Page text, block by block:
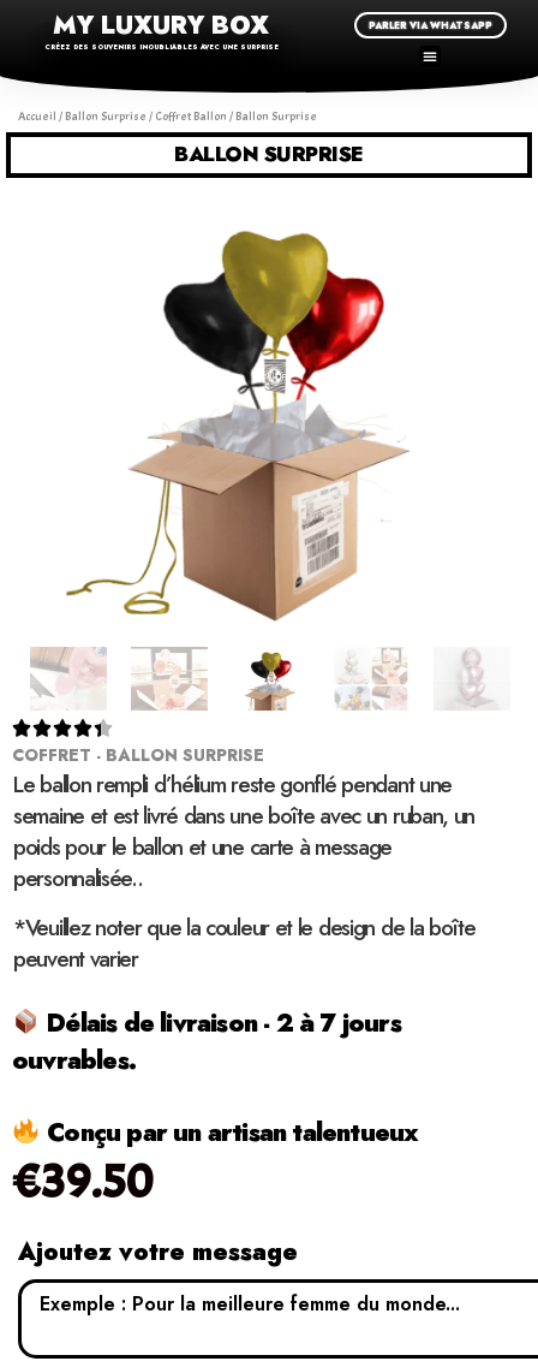
MY LUXURY BOX
CRÉEZ DES SOUVENIRS INOUBLIABLES AVEC UNE SURPRISE
PARLER VIA WHATSAPP
Accueil / Ballon Surprise / Coffret Ballon / Ballon Surprise
BALLON SURPRISE

COFFRET - BALLON SURPRISE
Le ballon rempli d’hélium reste gonflé pendant une
semaine et est livré dans une boîte avec un ruban, un
poids pour le ballon et une carte à message
personnalisée..
*Veuillez noter que la couleur et le design de la boîte
peuvent varier
Délais de livraison - 2 à 7 jours
ouvrables.
Conçu par un artisan talentueux
€39.50
Ajoutez votre message